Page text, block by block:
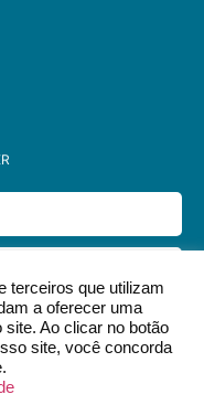
terceiros que utilizam
a oferecer uma
Ao clicar no botão
site, você concorda